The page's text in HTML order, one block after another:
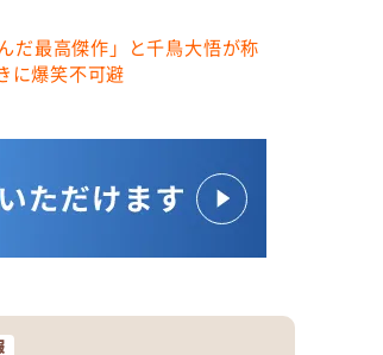
だ最⾼傑作」と千鳥大悟が称
に爆笑不可避